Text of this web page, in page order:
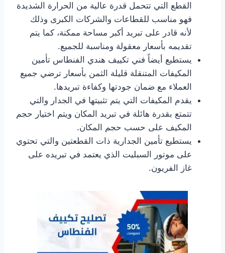
القطع التي تتحمل قدرة عالية من الحرارة الشديدة
فهو مناسب للقطاعات والشركات الكبرى وذلك
لأنه قادر على تبريد أكبر مساحة ممكنة، كما يتم
تقديمه بأسعار معقولة ومناسبة للجميع.
يستطيع أيضاً فني تكييف هندي الفنطاس تأمين
المكيفات المتنقلة قليلة الثمن بأسعار ترضي جميع
العملاء مع ضمان جودتها وكفاءة تبريدها.
يقدم المكيفات التي يتم تثبيتها في الجدار والتي
تتمتع بقدرة هائلة في تبريد المكان ويتم اختيار حجم
المكيف على حسب حجم المكان.
يستطيع تأمين الجدارية ذات القطعتين والتي تحتوي
على موتور السبليت الذي يعتمد في تبريده على
غاز الفريون.